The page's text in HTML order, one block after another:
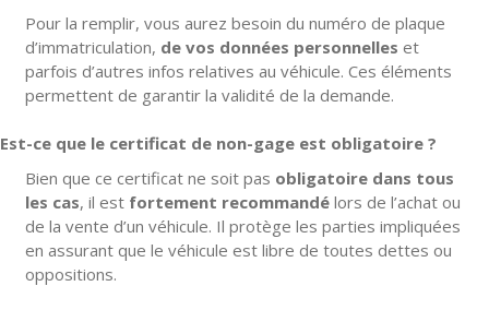
Pour la remplir, vous aurez besoin du numéro de plaque
d’immatriculation, de vos données personnelles et
parfois d’autres infos relatives au véhicule. Ces éléments
permettent de garantir la validité de la demande.
Est-ce que le certificat de non-gage est obligatoire ?
Bien que ce certificat ne soit pas obligatoire dans tous
les cas, il est fortement recommandélors de l’achat ou
de la vente d’un véhicule. Il protège les parties impliquées
en assurant que le véhicule est libre de toutes dettes ou
oppositions.